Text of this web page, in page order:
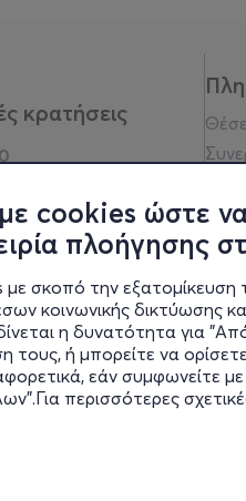
cookies ώστε
πλοήγησης
σκοπό την εξατομίκευση
κοινωνικής δικτύωσης
η δυνατότητα για
τους, ή μπορείτε να
εάν
περισσότερες
κρατήσεις
Blog